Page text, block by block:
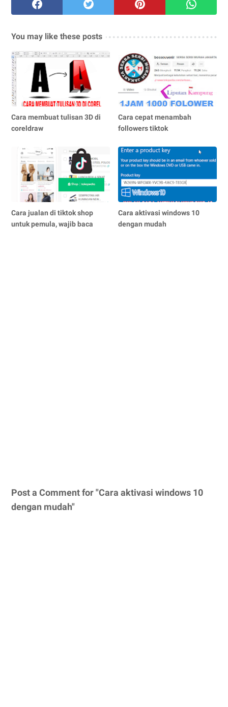
You may like these posts
Cara membuat tulisan 3D di
coreldraw
Cara cepat menambah
followers tiktok
Cara jualan di tiktok shop
untuk pemula, wajib baca
Cara aktivasi windows 10
dengan mudah
Post a Comment for "Cara aktivasi windows 10
dengan mudah"